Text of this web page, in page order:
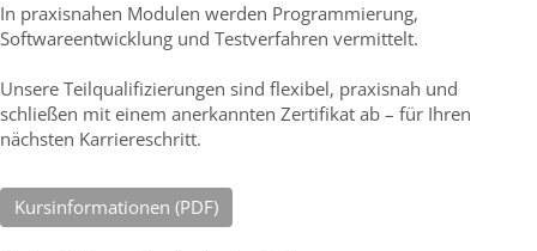
In praxisnahen Modulen werden Programmierung,
Softwareentwicklung und Testverfahren vermittelt.
Unsere Teilqualifizierungen sind flexibel, praxisnah und
schließen mit einem anerkannten Zertifikat ab – für Ihren
nächsten Karriereschritt.
Kursinformationen (PDF)